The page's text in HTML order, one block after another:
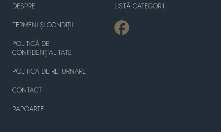
DESPRE
TERMENI ȘI CONDIȚII
POLITICĂ DE
CONFIDENȚIALITATE
POLITICA DE RETURNARE
CONTACT
RAPOARTE
LISTĂ CATEGORII